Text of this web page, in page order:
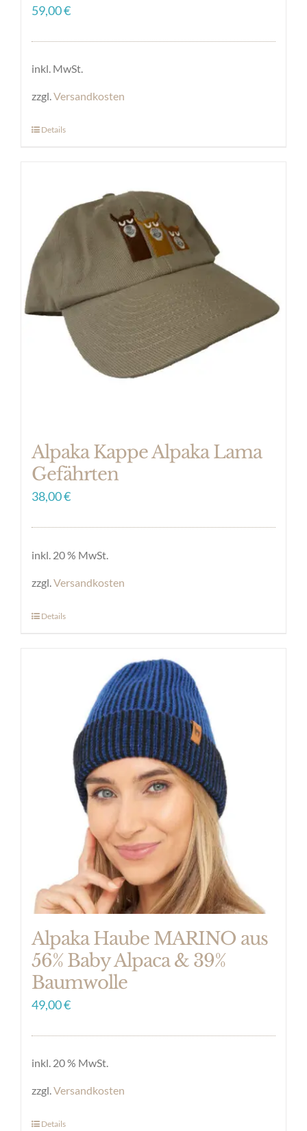
59,00€
inkl. MwSt.
zzgl.Versandkosten
Dieses
Varianten
auf.
Die
Optionen
können
Produktseite
Details
Alpaka Kappe Alpaka Lama
Gefährten
38,00€
inkl. 20 % MwSt.
zzgl. Versandkosten
Details
Alpaka Haube MARINO aus
56% Baby Alpaca & 39%
Baumwolle
49,00€
inkl. 20 % MwSt.
zzgl.Versandkosten
Details